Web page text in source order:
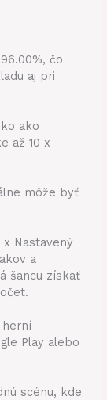
čo
aj pri
ako
až 10 x
môže byť
Nastavený
a
šancu získať
herní
Play alebo
scénu, kde